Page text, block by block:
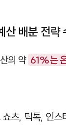
산 배분 전략
의 약 61%는
쇼츠, 틱톡, 인